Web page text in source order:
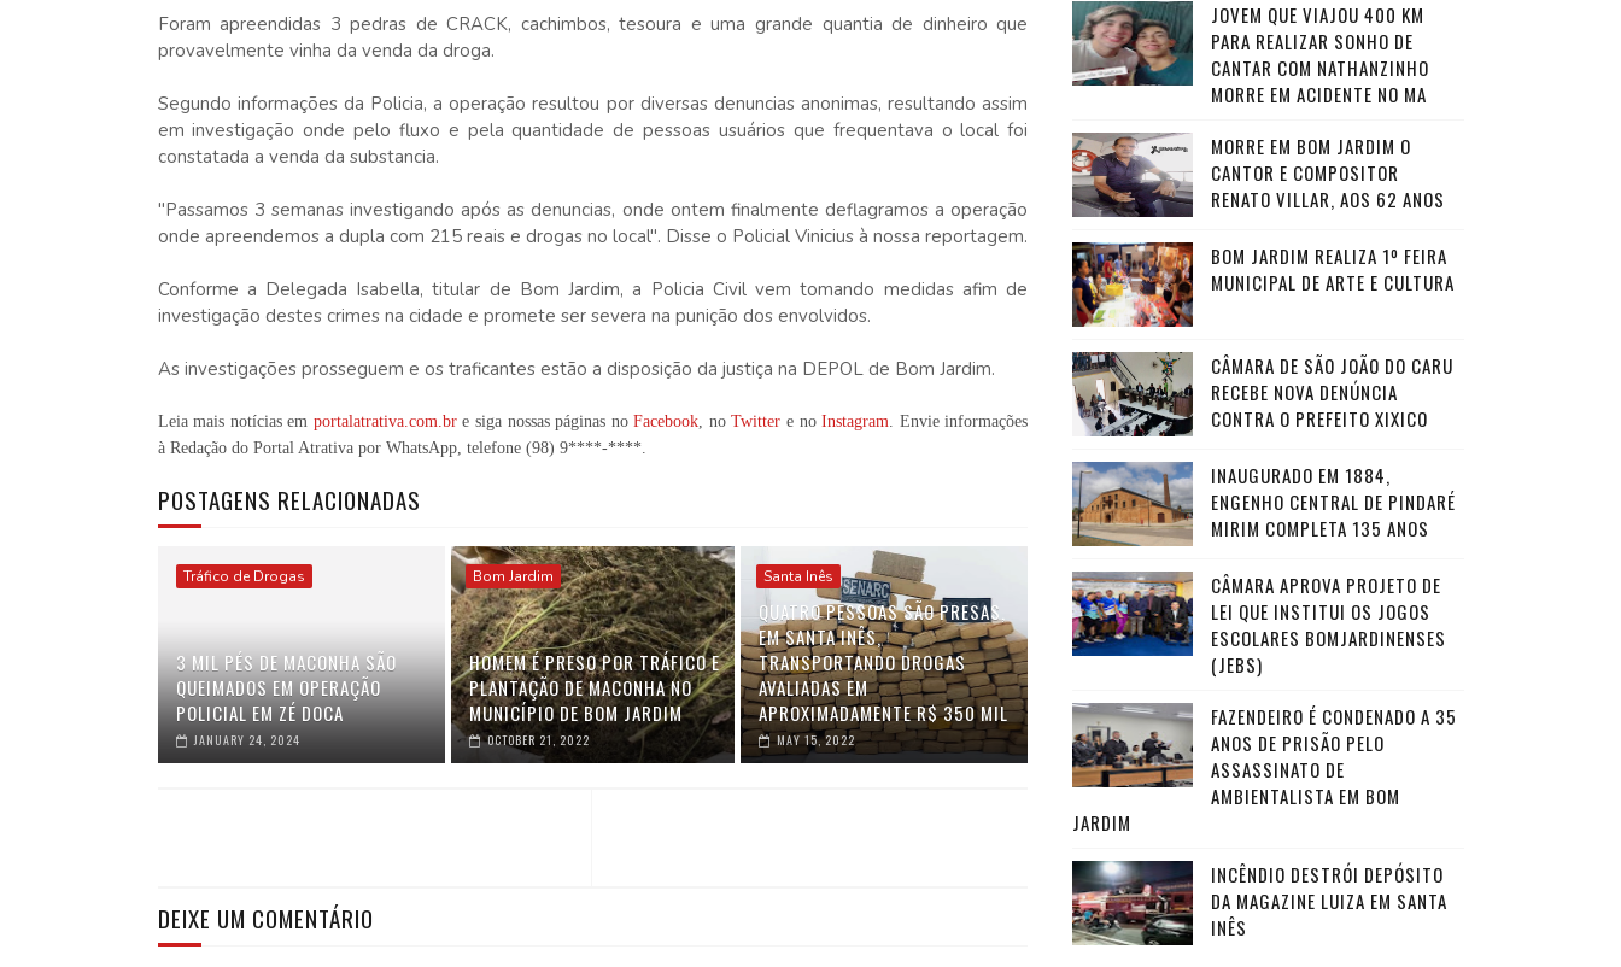
Foram apreendidas 3 pedras de CRACK, cachimbos, tesoura e uma grande quantia de dinheiro que
provavelmente vinha da venda da droga.
Segundo informações da Policia, a operação resultou por diversas denuncias anonimas, resultando assim
em investigação onde pelo fluxo e pela quantidade de pessoas usuários que frequentava o local foi
constatada a venda da substancia.
"Passamos 3 semanas investigando após as denuncias, onde ontem finalmente deflagramos a operação
onde apreendemos a dupla com 215 reais e drogas no local". Disse o Policial Vinicius à nossa reportagem.
Conforme a Delegada Isabella, titular de Bom Jardim, a Policia Civil vem tomando medidas afim de
investigação destes crimes na cidade e promete ser severa na punição dos envolvidos.
As investigações prosseguem e os traficantes estão a disposição da justiça na DEPOL de Bom Jardim.
Leia mais notícias em portalatrativa.com.bre siga nossas páginas noFacebook , noTwitter e noInstagram . Envie informações
à Redação do Portal Atrativa por WhatsApp, telefone (98) 9****-****
POSTAGENS RELACIONADAS
Tráfico de Drogas
3 MIL PÉS DE MACONHA SÃO
QUEIMADOS EM OPERAÇÃO
POLICIAL EM ZÉ DOCA
JANUARY 24, 2024
Bom Jardim
HOMEM É PRESO POR TRÁFICO E
PLANTAÇÃO DE MACONHA NO
MUNICÍPIO DE BOM JARDIM
OCTOBER 21, 2022
Santa Inês
QUATRO PESSOAS SÃO PRESAS,
EM SANTA INÊS,
TRANSPORTANDO DROGAS
AVALIADAS EM
APROXIMADAMENTE R$ 350 MIL
MAY 15, 2022
DEIXE UM COMENTÁRIO
JOVEM QUE VIAJOU 400 KM
PARA REALIZAR SONHO DE
CANTAR COM NATHANZINHO
MORRE EM ACIDENTE NO MA
MORRE EM BOM JARDIM O
CANTOR E COMPOSITOR
RENATO VILLAR, AOS 62 ANOS
BOM JARDIM REALIZA 1º FEIRA
MUNICIPAL DE ARTE E CULTURA
CÂMARA DE SÃO JOÃO DO CARU
RECEBE NOVA DENÚNCIA
CONTRA O PREFEITO XIXICO
INAUGURADO EM 1884,
ENGENHO CENTRAL DE PINDARÉ
MIRIM COMPLETA 135 ANOS
CÂMARA APROVA PROJETO DE
LEI QUE INSTITUI OS JOGOS
ESCOLARES BOMJARDINENSES
(JEBS)
FAZENDEIRO É CONDENADO A 35
ANOS DE PRISÃO PELO
ASSASSINATO DE
AMBIENTALISTA EM BOM
JARDIM
INCÊNDIO DESTRÓI DEPÓSITO
DA MAGAZINE LUIZA EM SANTA
INÊS